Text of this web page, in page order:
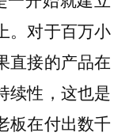
。对于百万小
直接的产品在
续性，这也是
板在付出数千